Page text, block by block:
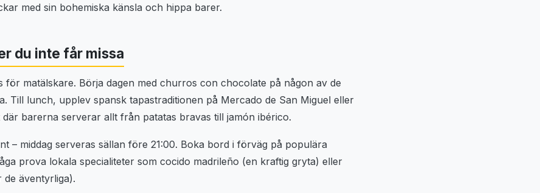
med sin bohemiska känsla och hippa barer.
du inte får missa
för matälskare. Börja dagen med churros con chocolate på någon av de
Till lunch, upplev spansk tapastraditionen på Mercado de San Miguel eller
barerna serverar allt från patatas bravas till jamón ibérico.
– middag serveras sällan före 21:00. Boka bord i förväg på populära
prova lokala specialiteter som cocido madrileño (en kraftig gryta) eller
äventyrliga).